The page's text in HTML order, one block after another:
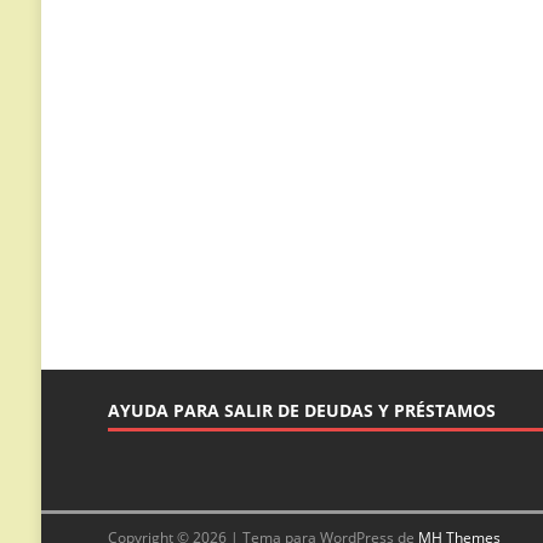
AYUDA PARA SALIR DE DEUDAS Y PRÉSTAMOS
Copyright © 2026 | Tema para WordPress de MH Themes